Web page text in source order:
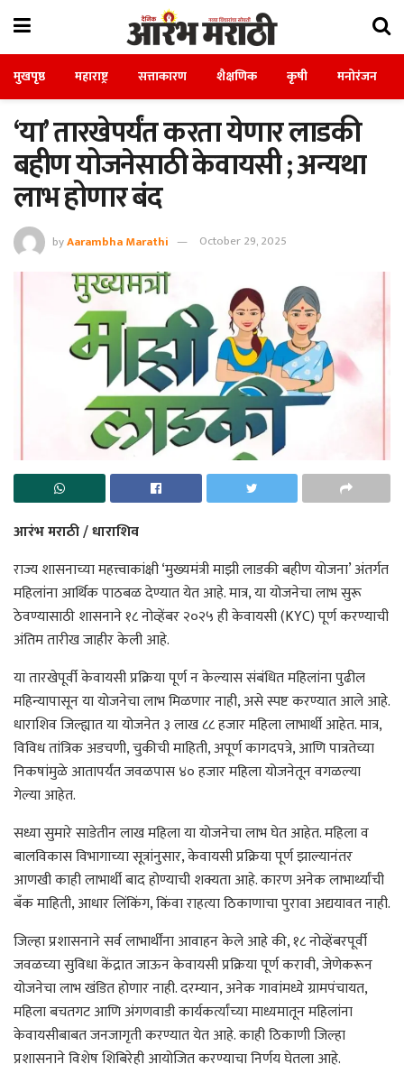
मुखपृष्ठ महाराष्ट्र सत्ताकारण शैक्षणिक कृषी मनोरंजन
‘या’ तारखेपर्यंत करता येणार लाडकी
बहीण योजनेसाठी केवायसी ; अन्यथा
लाभ होणार बंद
byAarambha Marathi October 29, 2025
आरंभ मराठी / धाराशिव
राज्य शासनाच्या महत्त्वाकांक्षी ‘मुख्यमंत्री माझी लाडकी बहीण योजना’ अंतर्गत
महिलांना आर्थिक पाठबळ देण्यात येत आहे. मात्र, या योजनेचा लाभ सुरू
ठेवण्यासाठी शासनाने १८ नोव्हेंबर २०२५ ही केवायसी (KYC) पूर्ण करण्याची
अंतिम तारीख जाहीर केली आहे.
या तारखेपूर्वी केवायसी प्रक्रिया पूर्ण न केल्यास संबंधित महिलांना पुढील
महिन्यापासून या योजनेचा लाभ मिळणार नाही, असे स्पष्ट करण्यात आले आहे.
धाराशिव जिल्ह्यात या योजनेत ३ लाख ८८ हजार महिला लाभार्थी आहेत. मात्र,
विविध तांत्रिक अडचणी, चुकीची माहिती, अपूर्ण कागदपत्रे, आणि पात्रतेच्या
निकषांमुळे आतापर्यंत जवळपास ४० हजार महिला योजनेतून वगळल्या
गेल्या आहेत.
सध्या सुमारे साडेतीन लाख महिला या योजनेचा लाभ घेत आहेत. महिला व
बालविकास विभागाच्या सूत्रांनुसार, केवायसी प्रक्रिया पूर्ण झाल्यानंतर
आणखी काही लाभार्थी बाद होण्याची शक्यता आहे. कारण अनेक लाभार्थ्यांची
बँक माहिती, आधार लिंकिंग, किंवा राहत्या ठिकाणाचा पुरावा अद्ययावत नाही.
जिल्हा प्रशासनाने सर्व लाभार्थींना आवाहन केले आहे की, १८ नोव्हेंबरपूर्वी
जवळच्या सुविधा केंद्रात जाऊन केवायसी प्रक्रिया पूर्ण करावी, जेणेकरून
योजनेचा लाभ खंडित होणार नाही. दरम्यान, अनेक गावांमध्ये ग्रामपंचायत,
महिला बचतगट आणि अंगणवाडी कार्यकर्त्यांच्या माध्यमातून महिलांना
केवायसीबाबत जनजागृती करण्यात येत आहे. काही ठिकाणी जिल्हा
प्रशासनाने विशेष शिबिरेही आयोजित करण्याचा निर्णय घेतला आहे.